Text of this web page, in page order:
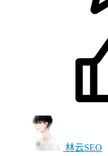
林云SEO